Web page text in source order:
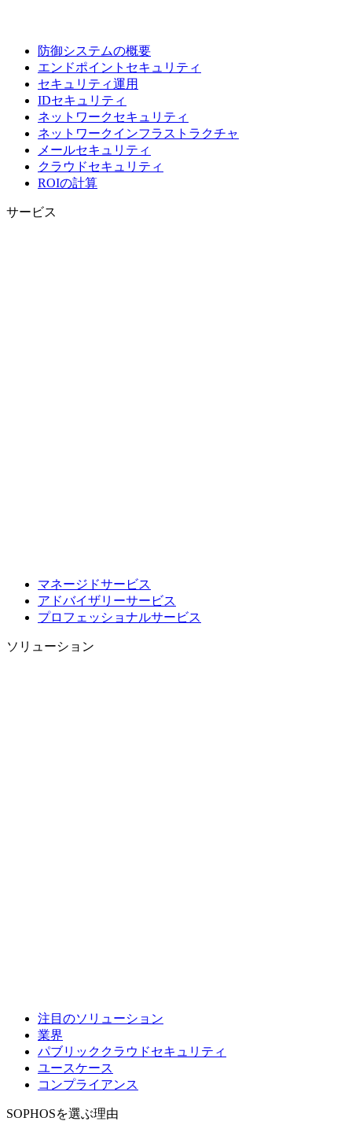
防御システムの概要
エンドポイントセキュリティ
セキュリティ運用
IDセキュリティ
ネットワークセキュリティ
ネットワークインフラストラクチャ
メールセキュリティ
クラウドセキュリティ
ROIの計算
サービス
マネージドサービス
アドバイザリーサービス
プロフェッショナルサービス
ソリューション
注目のソリューション
業界
パブリッククラウドセキュリティ
ユースケース
コンプライアンス
SOPHOSを選ぶ理由